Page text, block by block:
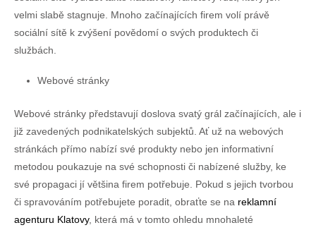
velmi slabě stagnuje. Mnoho začínajících firem volí právě
sociální sítě k zvýšení povědomí o svých produktech či
službách.
Webové stránky
Webové stránky představují doslova svatý grál začínajících, ale i
již zavedených podnikatelských subjektů. Ať už na webových
stránkách přímo nabízí své produkty nebo jen informativní
metodou poukazuje na své schopnosti či nabízené služby, ke
své propagaci jí většina firem potřebuje. Pokud s jejich tvorbou
či spravováním potřebujete poradit, obraťte se na reklamní
agenturu Klatovy, která má v tomto ohledu mnohaleté